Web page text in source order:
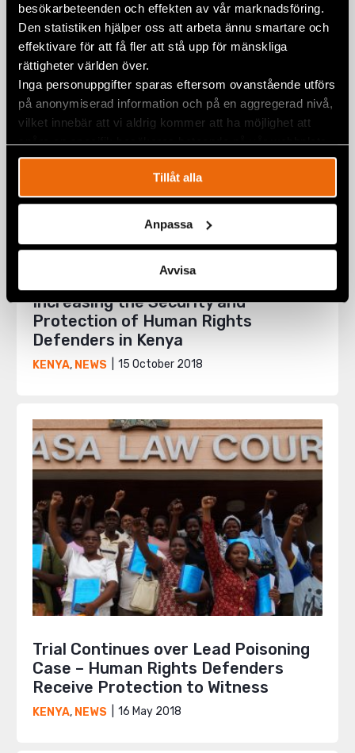
besökarbeteenden och effekten av vår marknadsföring.
Den statistiken hjälper oss att arbeta ännu smartare och
effektivare för att få fler att stå upp för mänskliga
rättigheter världen över.
Inga personuppgifter sparas eftersom ovanstående utförs
på anonymiserad information och på en aggregerad nivå,
vilket innebär att vi aldrig kommer att ha möjlighet att
spåra en specifik besökares beteende på vår webbplats.
Tillåt alla
Anpassa
Avvisa
KENYA,NATALIA PROJECT,NEWS 26 October 2018
Increasing the Security and
Protection of Human Rights
Defenders in Kenya
KENYA, NEWS 15 October 2018
Trial Continues over Lead Poisoning
Case – Human Rights Defenders
Receive Protection to Witness
KENYA, NEWS 16 May 2018